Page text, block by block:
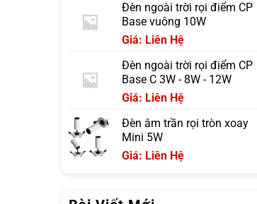
Đèn ngoài trời rọi điểm CP
Base vuông 10W
Giá: Liên Hệ
Đèn ngoài trời rọi điểm CP
Base C 3W - 8W - 12W
Giá: Liên Hệ
Đèn âm trần rọi tròn xoay
Mini 5W
Giá: Liên Hệ